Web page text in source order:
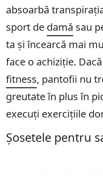
absoarbă
sport de damă sau
ta și încearcă mai
face o achiziție.
fitness, pantofii nu
greutate în plus în
execuți exercițiile
Șosetele pentru